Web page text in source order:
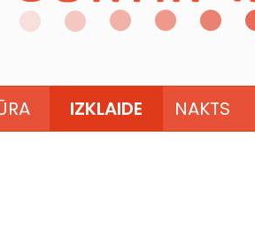
IZKLAIDE NAKTS